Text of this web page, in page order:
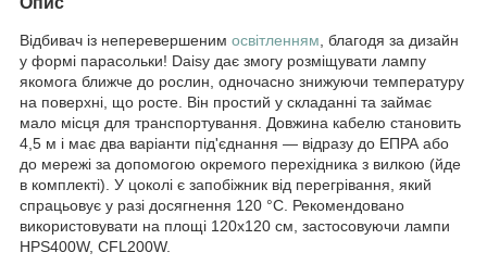
Відбивач із неперевершеним освітленням , благодя за дизайн
у формі парасольки! Daisy дає змогу розміщувати лампу
якомога ближче до рослин, одночасно знижуючи температуру
на поверхні, що росте. Він простий у складанні та займає
мало місця для транспортування. Довжина кабелю становить
4,5 м і має два варіанти під'єднання — відразу до ЕПРА або
до мережі за допомогою окремого перехідника з вилкою (йде
в комплекті). У цоколі є запобіжник від перегрівання, який
спрацьовує у разі досягнення 120 °C. Рекомендовано
використовувати на площі 120х120 см, застосовуючи лампи
HPS400W, CFL200W.